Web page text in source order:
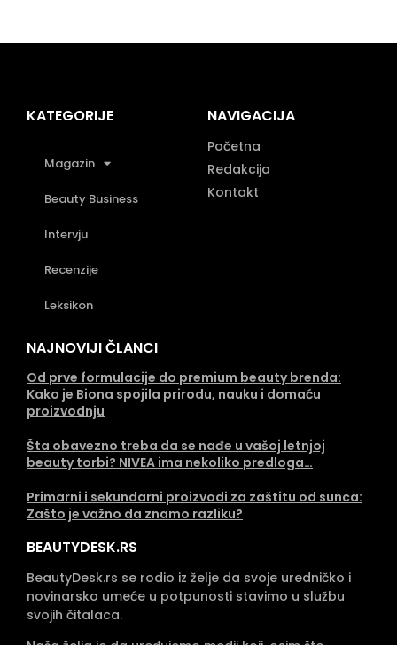
KATEGORIJE
Magazin
Beauty Business
Intervju
Recenzije
Leksikon
NAVIGACIJA
Početna
Redakcija
Kontakt
NAJNOVIJI ČLANCI
Od prve formulacije do premium beauty brenda:
Kako je Biona spojila prirodu, nauku i domaću
proizvodnju
Šta obavezno treba da se nađe u vašoj letnjoj
beauty torbi? NIVEA ima nekoliko predloga…
Primarni i sekundarni proizvodi za zaštitu od sunca:
Zašto je važno da znamo razliku?
BEAUTYDESK.RS
BeautyDesk.rs se rodio iz želje da svoje uredničko i
novinarsko umeće u potpunosti stavimo u službu
svojih čitalaca.